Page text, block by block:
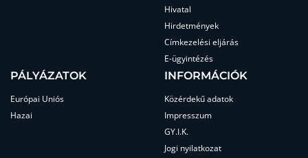
Hivatal
Hirdetmények
Címkezelési eljárás
E-ügyintézés
PÁLYÁZATOK
Európai Uniós
Hazai
INFORMÁCIÓK
Közérdekű adatok
Impresszum
GY.I.K.
Jogi nyilatkozat